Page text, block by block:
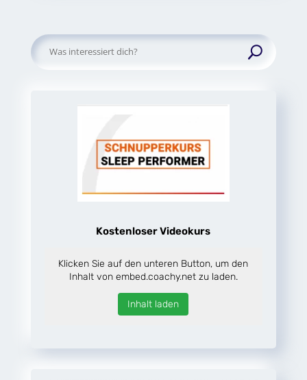
Suchen
Kostenloser Videokurs
Klicken Sie auf den unteren Button, um den
Inhalt von embed.coachy.net zu laden.
Inhalt laden